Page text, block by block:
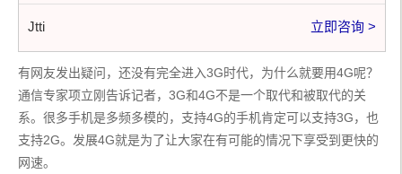
Jtti 立即咨询 >
有网友发出疑问，还没有完全进入3G时代，为什么就要用4G呢？
通信专家项立刚告诉记者，3G和4G不是一个取代和被取代的关
系。很多手机是多频多模的，支持4G的手机肯定可以支持3G，也
支持2G。发展4G就是为了让大家在有可能的情况下享受到更快的
网速。